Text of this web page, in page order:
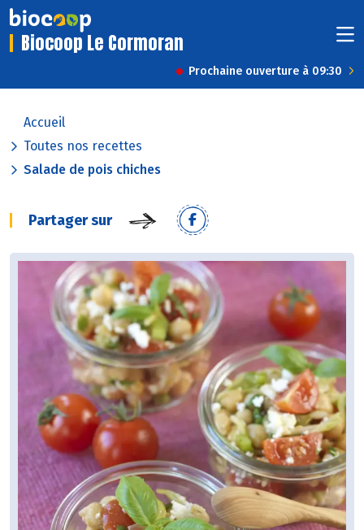
Biocoop Le Cormoran
Prochaine ouverture à 09:30
Accueil
Toutes nos recettes
Salade de pois chiches
Partager sur